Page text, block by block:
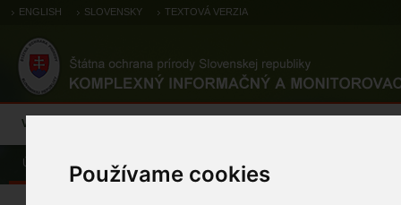
Používame cookies
ENGLISH SLOVENSKY TEXTOVÁ VERZIA
Výsledky monitoringu
Úvod Pozorovania a výskytové dáta